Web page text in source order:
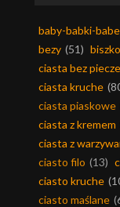
baby-babki-
bezy (51)
ciasta bez
ciasta kruche
ciasta piaskowe
ciasta z kremem
ciasta z
ciasto filo (13)
ciasto kruche
ciasto maślane